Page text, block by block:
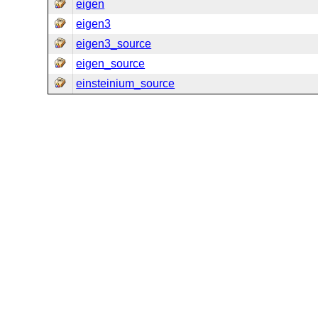
eigen
eigen3
eigen3_source
eigen_source
einsteinium_source